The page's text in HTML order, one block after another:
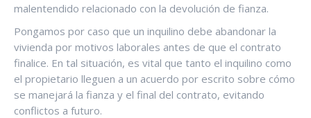
malentendido relacionado con la devolución de fianza.
Pongamos por caso que un inquilino debe abandonar la
vivienda por motivos laborales antes de que el contrato
finalice. En tal situación, es vital que tanto el inquilino como
el propietario lleguen a un acuerdo por escrito sobre cómo
se manejará la fianza y el final del contrato, evitando
conflictos a futuro.